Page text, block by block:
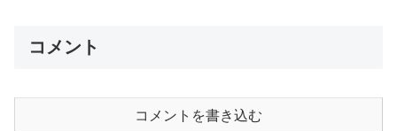
コメント
コメントを書き込む